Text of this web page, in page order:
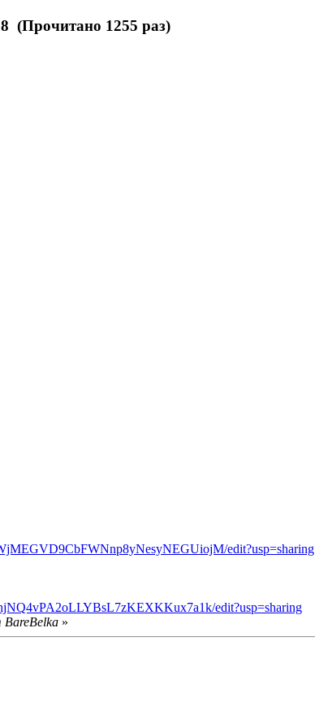
(Прочитано 1255 раз)
edit?usp=sharing
edit?usp=sharing
BareBelka »